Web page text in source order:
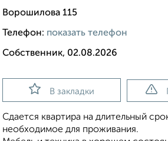
Ворошилова 115
Телефон: показать телефон
Собственник, 02.08.2026
В закладки
Сдается квартира на длительный
необходимое для проживания.